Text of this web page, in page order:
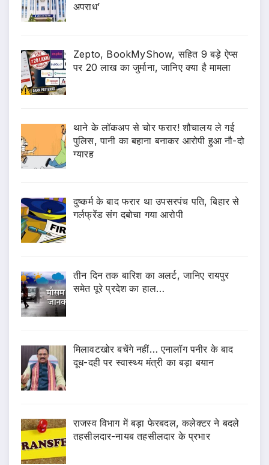
अपराध’
Zepto, BookMyShow, सहित 9 बड़े ऐप्स
पर 20 लाख का जुर्माना, जानिए क्या है मामला
थाने के लॉकअप से चोर फरार! शौचालय ले गई
पुलिस, पानी का बहाना बनाकर आरोपी हुआ नौ-दो
ग्यारह
दुष्कर्म के बाद फरार था उपसरपंच पति, बिहार से
गर्लफ्रेंड संग दबोचा गया आरोपी
तीन दिन तक बारिश का अलर्ट, जानिए रायपुर
समेत पूरे प्रदेश का हाल…
मिलावटखोर बचेंगे नहीं… एनालॉग पनीर के बाद
दूध-दही पर स्वास्थ्य मंत्री का बड़ा बयान
राजस्व विभाग में बड़ा फेरबदल, कलेक्टर ने बदले
तहसीलदार-नायब तहसीलदार के प्रभार